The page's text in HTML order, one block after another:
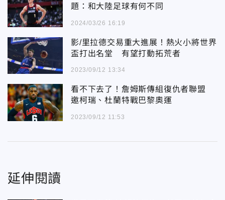
題：和大陸足球有何不同
2024/03/26 16:19
影/里拉德交易重大進展！熱火小將世界
盃打出名堂 有望打動拓荒者
2023/09/12 13:34
看不下去了！詹姆斯傳組復仇者聯盟
邀柯瑞、杜蘭特戰巴黎奧運
2023/09/12 11:53
延伸閱讀